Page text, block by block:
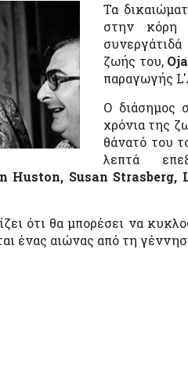
Τα
στην κόρη
ζωής του,
παραγωγής
Ο διάσημος
χρόνια της
θάνατό του
λεπτά
Huston, Susan
ότι θα μπορέσει να
ένας αιώνας από τη